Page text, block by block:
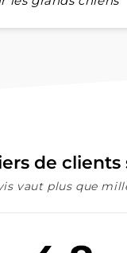
de clients
vaut plus que